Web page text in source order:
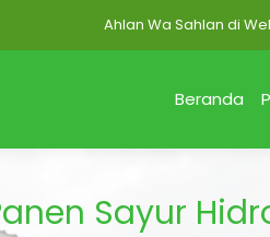
Ahlan Wa Sahlan di Website
Beranda
Sayur